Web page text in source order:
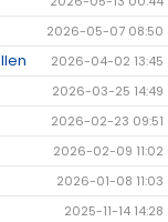
2026-05-07 08:50
2026-04-02 13:45
2026-03-25 14:49
2026-02-23 09:51
2026-02-09 11:02
2026-01-08 11:03
2025-11-14 14:28